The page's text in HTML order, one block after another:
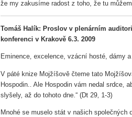
že my zakusíme radost z toho, že tu
Tomáš Halík: Proslov v plenárním
konferenci v Krakově 6.3. 2009
Eminence, excelence, vzácní hosté, dámy
V páté knize Mojžíšově čteme tato
Hospodin.. Ale Hospodin vám nedal srdce,
slyšely, až do tohoto dne.“ (Dt 29, 1-3)
Mnohé se muselo stát v našich společných